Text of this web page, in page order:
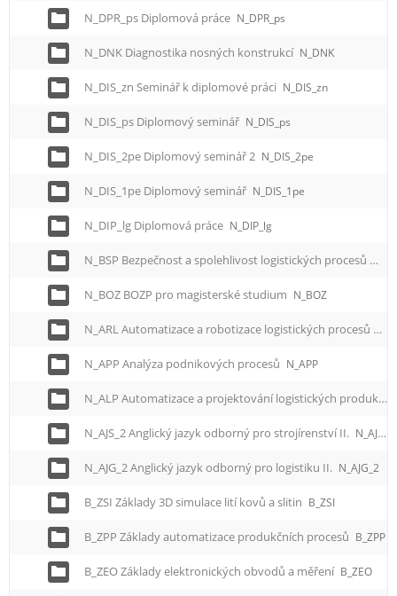
N_DPR_ps Diplomová práce N_DPR_ps
N_DNK Diagnostika nosných konstrukcí N_DNK
N_DIS_zn Seminář k diplomové práci N_DIS_zn
N_DIS_ps Diplomový seminář N_DIS_ps
N_DIS_2pe Diplomový seminář 2 N_DIS_2pe
N_DIS_1pe Diplomový seminář N_DIS_1pe
N_DIP_lg Diplomová práce N_DIP_lg
N_BSP Bezpečnost a spolehlivost logistických procesů
N_BOZ BOZP pro magisterské studium N_BOZ
N_ARL Automatizace a robotizace logistických procesů
N_APP Analýza podnikových procesů N_APP
N_ALP Automatizace a projektování logistických produkčních procesů – pro magisterské studium
N_AJS_2 Anglický jazyk odborný pro strojírenství II. N_AJS_2
N_AJG_2 Anglický jazyk odborný pro logistiku II. N_AJG_2
B_ZSI Základy 3D simulace lití kovů a slitin B_ZSI
B_ZPP Základy automatizace produkčních procesů B_ZPP
B_ZEO Základy elektronických obvodů a měření B_ZEO